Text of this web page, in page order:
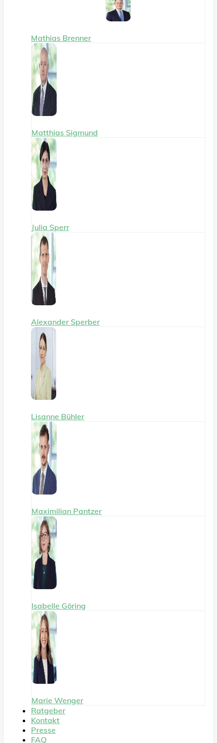
Mathias Brenner
Matthias Sigmund
Julia Sperr
Alexander Sperber
Lisanne Bühler
Maximilian Pantzer
Isabelle Göring
Marie Wenger
Ratgeber
Kontakt
Presse
FAQ